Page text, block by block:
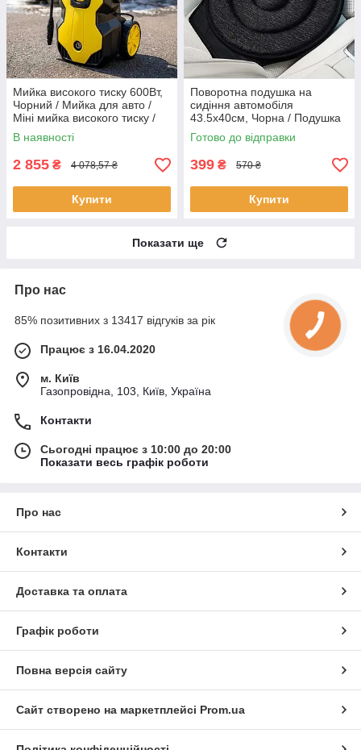
Мийка високого тиску 600Вт,
Чорний / Мийка для авто /
Міні мийка високого тиску /
Автомийка високого тиску
В наявності
2 855 ₴ 4 078,57 ₴
Купити
Поворотна подушка на
сидіння автомобіля
43.5х40см, Чорна / Подушка
в машину на сидіння /
Подушка для сидіння в авто
Готово до відправки
399 ₴ 570 ₴
Купити
Показати ще
Про нас
85% позитивних з 13417 відгуків за рік
Працює з 16.04.2020
м. Київ
Газопровідна, 103, Київ, Україна
Контакти
Сьогодні працює з 10:00 до 20:00
Показати весь графік роботи
Про нас
Контакти
Доставка та оплата
Графік роботи
Повна версія сайту
Сайт створено на маркетплейсі Prom.ua